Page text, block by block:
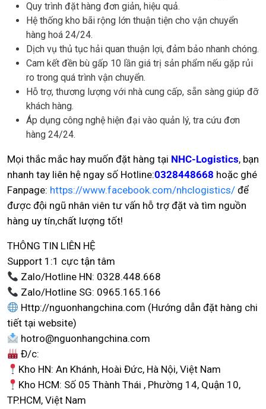
Quy trình đặt hàng đơn giản, hiệu quả.
Hệ thống kho bãi rộng lớn thuận tiện cho vận chuyển
hàng hoá 24/24.
Dịch vụ thủ tục hải quan thuận lợi, đảm bảo nhanh chóng.
Cam kết đền bù gấp 10 lần giá trị sản phẩm nếu gặp rủi
ro trong quá trình vận chuyển.
Hỗ trợ, thương lượng với nhà cung cấp, sẵn sàng giúp đỡ
khách hàng.
Áp dụng công nghệ hiện đại vào quản lý, tra cứu đơn
hàng 24/24.
Mọi thắc mắc hay muốn đặt hàng tại NHC-Logistics, bạn
nhanh tay liên hệ ngay số Hotline:0328448668 hoặc ghé
Fanpage: https://www.facebook.com/nhclogistics/ để
được đội ngũ nhân viên tư vấn hỗ trợ đặt và tìm nguồn
hàng uy tín,chất lượng tốt!
THÔNG TIN LIÊN HỆ
Support 1:1 cực tận tâm
Zalo/Hotline HN: 0328.448.668
Zalo/Hotline SG: 0965.165.166
Http://nguonhangchina.com (Hướng dẫn đặt hàng chi
tiết tại website)
hotro@nguonhangchina.com
Đ/c:
Kho HN: An Khánh, Hoài Đức, Hà Nội, Việt Nam
Kho HCM: Số 05 Thành Thái , Phường 14, Quận 10,
TP.HCM, Việt Nam